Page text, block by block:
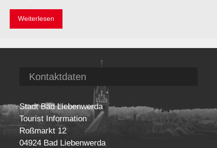
Weiterlesen
Kontaktdaten
Stadt Bad Liebenwerda
Tourist Information
Roßmarkt 12
04924 Bad Liebenwerda